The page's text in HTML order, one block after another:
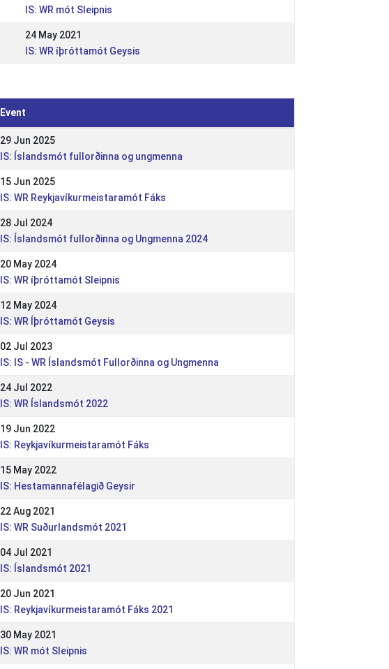
IS: WR mót Sleipnis
24 May 2021
IS: WR íþróttamót Geysis
Event
29 Jun 2025
IS: Íslandsmót fullorðinna og ungmenna
15 Jun 2025
IS: WR Reykjavíkurmeistaramót Fáks
28 Jul 2024
IS: Íslandsmót fullorðinna og Ungmenna 2024
20 May 2024
IS: WR íþróttamót Sleipnis
12 May 2024
IS: WR Íþróttamót Geysis
02 Jul 2023
IS: IS - WR Íslandsmót Fullorðinna og Ungmenna
24 Jul 2022
IS: WR Íslandsmót 2022
19 Jun 2022
IS: Reykjavíkurmeistaramót Fáks
15 May 2022
IS: Hestamannafélagið Geysir
22 Aug 2021
IS: WR Suðurlandsmót 2021
04 Jul 2021
IS: Íslandsmót 2021
20 Jun 2021
IS: Reykjavíkurmeistaramót Fáks 2021
30 May 2021
IS: WR mót Sleipnis